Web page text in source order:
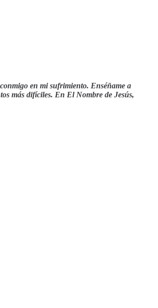
en mi sufrimiento. Enséñame a
más difíciles. En El Nombre de Jesús,